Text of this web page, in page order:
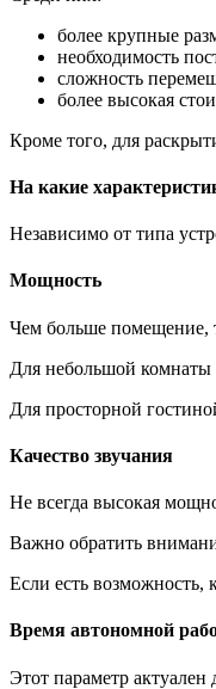
более крупные
необходимость
сложность
более высокая
Кроме того, для
На какие
Независимо от типа
Мощность
Чем больше помещение,
Для небольшой комнаты
Для просторной
Качество звучания
Не всегда высокая
Важно обратить
Если есть возможность,
Время автономной
Этот параметр